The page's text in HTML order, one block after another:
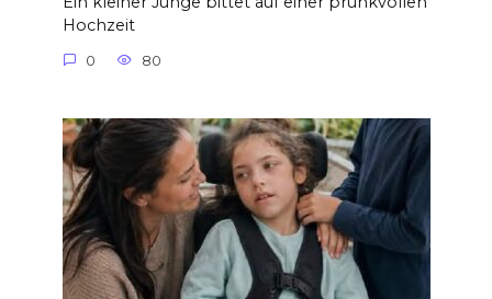
Hochzeit
0 80